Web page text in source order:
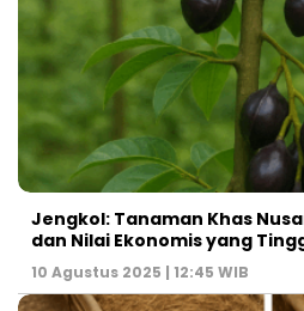
Jengkol: Tanaman Khas
dan Nilai Ekonomis yang
10 Agustus 2025 | 12:45 WIB